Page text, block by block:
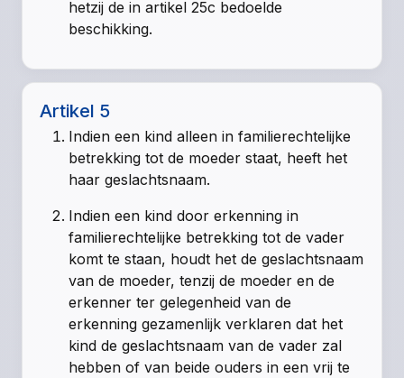
hetzij de inartikel 25c bedoelde
beschikking.
Artikel 5
Indien een kind alleen in familierechtelijke
betrekking tot de moeder staat, heeft het
haar geslachtsnaam.
Indien een kind door erkenning in
familierechtelijke betrekking tot de vader
komt te staan, houdt het de geslachtsnaam
van de moeder, tenzij de moeder en de
erkenner ter gelegenheid van de
erkenning gezamenlijk verklaren dat het
kind de geslachtsnaam van de vader zal
hebben of van beide ouders in een vrij te